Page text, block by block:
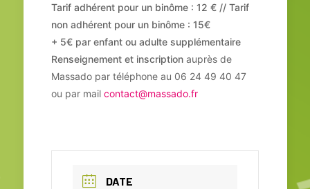
Tarif adhérent pour un binôme : 12 € // Tarif
non adhérent pour un binôme : 15€
+ 5€ par enfant ou adulte supplémentaire
Renseignement et inscription auprès de
Massado par téléphone au 06 24 49 40 47
ou par mail contact@massado.fr
DATE